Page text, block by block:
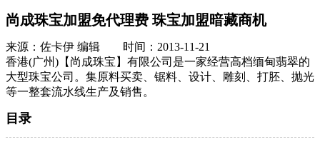
尚成珠宝加盟免代理费 珠宝加盟暗藏商机
来源：佐卡伊 编辑 时间：2013-11-21
香港(广州)【尚成珠宝】有限公司是一家经营高档缅甸翡翠的
大型珠宝公司。集原料买卖、锯料、设计、雕刻、打胚、抛光
等一整套流水线生产及销售。
目录